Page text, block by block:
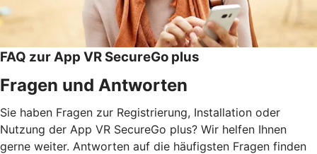
FAQ zur App VR SecureGo plus
Fragen und Antworten
Sie haben Fragen zur Registrierung, Installation oder
Nutzung der App VR SecureGo plus? Wir helfen Ihnen
gerne weiter. Antworten auf die häufigsten Fragen finden